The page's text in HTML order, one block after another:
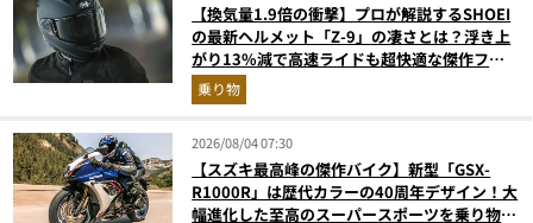
【換気量1.9倍の衝撃】プロが解説するSHOEI
の最新ヘルメット「Z-9」の凄さとは？浮き上
がり13%減で高速ライドも超快適な傑作フル
フェイス
乗り物
2026/08/04 07:30
【スズキ最高峰の傑作バイク】新型「GSX-
R1000R」は歴代カラーの40周年デザイン！大
幅進化した至高のスーパースポーツを乗り物ラ